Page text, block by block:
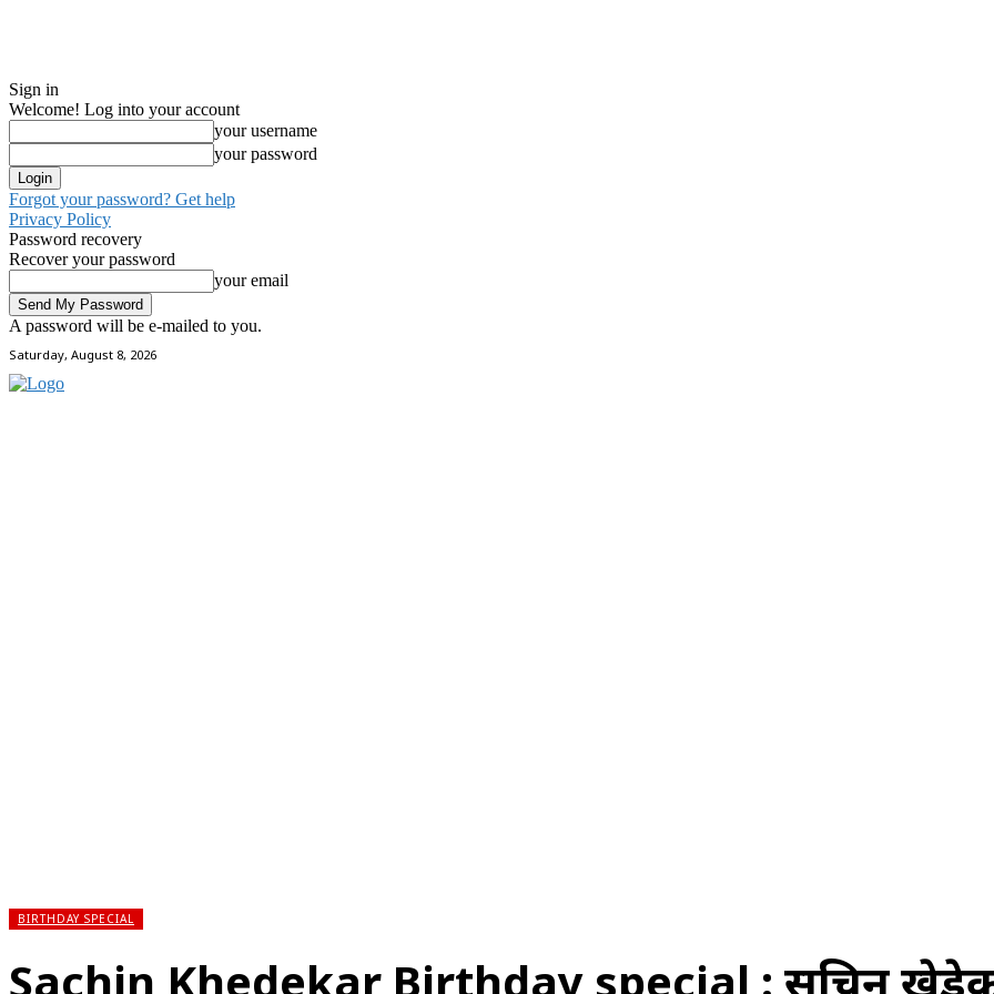
Sign in
Welcome! Log into your account
your username
your password
Forgot your password? Get help
Privacy Policy
Password recovery
Recover your password
your email
A password will be e-mailed to you.
Saturday, August 8, 2026
BIRTHDAY SPECIAL
Sachin Khedekar Birthday special : सचिन